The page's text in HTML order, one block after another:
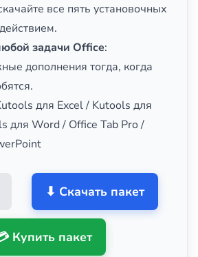
все пять установочных
задачи Office:
дополнения тогда, когда
для Excel / Kutools для
для Word / Office Tab Pro /
⬇ Скачать пакет
Купить пакет